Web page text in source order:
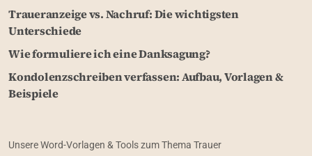
Traueranzeige vs. Nachruf: Die wichtigsten
Unterschiede
Wie formuliere ich eine Danksagung?
Kondolenzschreiben verfassen: Aufbau, Vorlagen &
Beispiele
Unsere Word-Vorlagen & Tools zum Thema Trauer